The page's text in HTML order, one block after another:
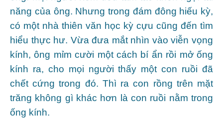
năng của ông. Nhưng trong đám đông hiếu kỳ,
có một nhà thiên văn học kỳ cựu cũng đến tìm
hiểu thực hư. Vừa đưa mắt nhìn vào viễn vọng
kính, ông mỉm cười một cách bí ẩn rồi mở ống
kính ra, cho mọi người thấy một con ruồi đã
chết cứng trong đó. Thì ra con rồng trên mặt
trăng không gì khác hơn là con ruồi nằm trong
ống kính.